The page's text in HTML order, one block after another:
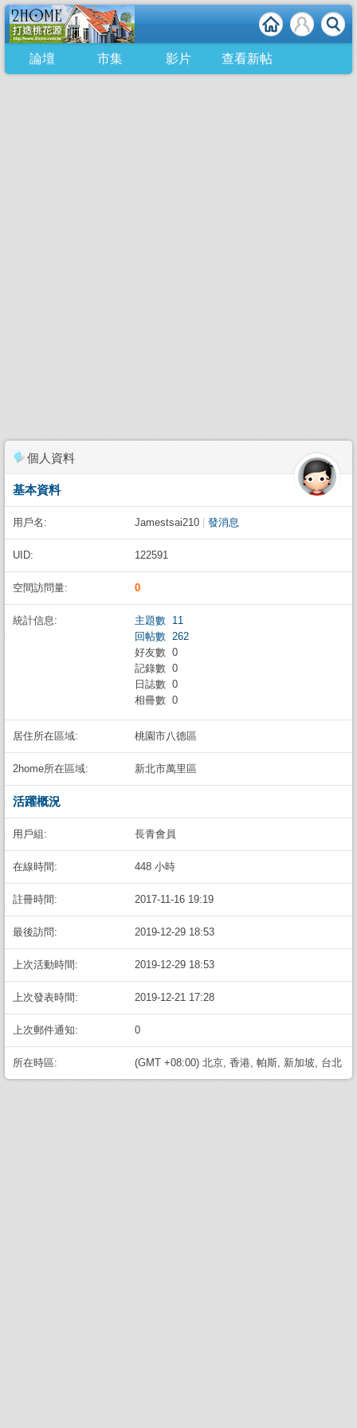
論壇 市集 影片 查看新帖
個人資料
基本資料
用戶名: Jamestsai210 發消息
UID: 122591
空間訪問量: 0
統計信息:
主題數 11
回帖數 262
好友數 0
記錄數 0
日誌數 0
相冊數 0
居住所在區域: 桃園市八德區
2home所在區域: 新北市萬里區
活躍概況
用戶組: 長青會員
在線時間: 448 小時
註冊時間: 2017-11-16 19:19
最後訪問: 2019-12-29 18:53
上次活動時間: 2019-12-29 18:53
上次發表時間: 2019-12-21 17:28
上次郵件通知: 0
所在時區: (GMT +08:00) 北京, 香港, 帕斯, 新加坡, 台北